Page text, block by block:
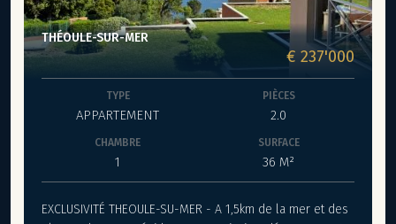
THÉOULE-SUR-MER
€ 237'000
TYPE
APPARTEMENT
PIÈCES
2.0
CHAMBRE
1
SURFACE
36 M²
EXCLUSIVITÉ THEOULE-SU-MER - A 1,5km de la mer et des